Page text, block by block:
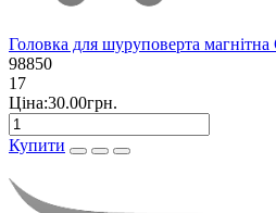
Головка для шуруповерта
98850
17
Ціна:30.00грн.
Купити